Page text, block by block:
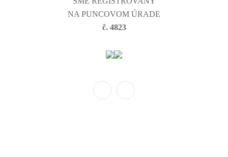
NA PUNCOVOM ÚRADE
č. 4823